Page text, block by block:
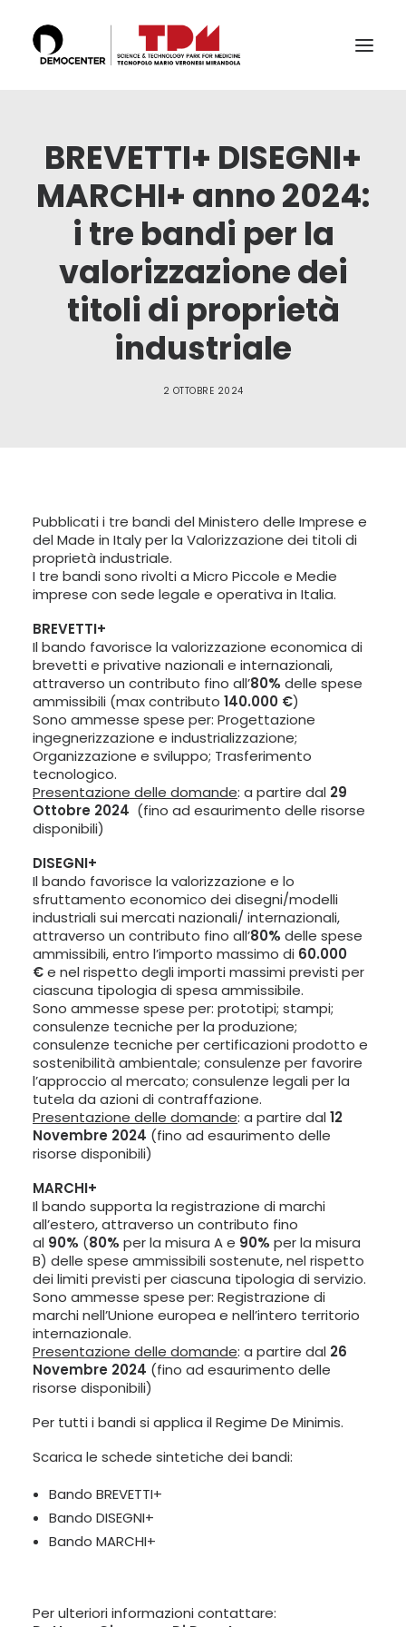
SERVIZI
LABS
CERTIFICAZIONI E ACCREDITAMENTI
PUBBLICAZIONI E CONFERENZE
NEWS & EVENTI
BREVETTI+ DISEGNI+
MARCHI+ anno 2024:
i tre bandi per la
valorizzazione dei
titoli di proprietà
industriale
2 OTTOBRE 2024
Pubblicati i tre bandi del Ministero delle Imprese e
del Made in Italy per la Valorizzazione dei titoli di
proprietà industriale.
I tre bandi sono rivolti a Micro Piccole e Medie
imprese con sede legale e operativa in Italia.
BREVETTI+
Il bando favorisce la valorizzazione economica di
brevetti e privative nazionali e internazionali,
attraverso un contributo fino all’80% delle spese
ammissibili (max contributo 140.000 €)
Sono ammesse spese per: Progettazione
ingegnerizzazione e industrializzazione;
Organizzazione e sviluppo; Trasferimento
tecnologico.
Presentazione delle domande: a partire dal 29
Ottobre 2024 (fino ad esaurimento delle risorse
disponibili)
DISEGNI+
Il bando favorisce la valorizzazione e lo
sfruttamento economico dei disegni/modelli
industriali sui mercati nazionali/ internazionali,
attraverso un contributo fino all’80% delle spese
ammissibili, entro l’importo massimo di 60.000
€e nel rispetto degli importi massimi previsti per
ciascuna tipologia di spesa ammissibile.
Sono ammesse spese per: prototipi; stampi;
consulenze tecniche per la produzione;
consulenze tecniche per certificazioni prodotto e
sostenibilità ambientale; consulenze per favorire
l’approccio al mercato; consulenze legali per la
tutela da azioni di contraffazione.
Presentazione delle domande: a partire dal 12
Novembre 2024 (fino ad esaurimento delle
risorse disponibili)
MARCHI+
Il bando supporta la registrazione di marchi
all’estero, attraverso un contributo fino
al 90% (80% per la misura A e 90% per la misura
B) delle spese ammissibili sostenute, nel rispetto
dei limiti previsti per ciascuna tipologia di servizio.
Sono ammesse spese per: Registrazione di
marchi nell’Unione europea e nell’intero territorio
internazionale.
Presentazione delle domande: a partire dal 26
Novembre 2024 (fino ad esaurimento delle
risorse disponibili)
Per tutti i bandi si applica il Regime De Minimis.
Scarica le schede sintetiche dei bandi:
Bando BREVETTI+
Bando DISEGNI+
Bando MARCHI+
Per ulteriori informazioni contattare: